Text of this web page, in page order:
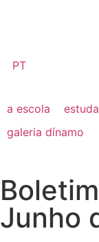
PT
a escola
galeria dínamo
Junho